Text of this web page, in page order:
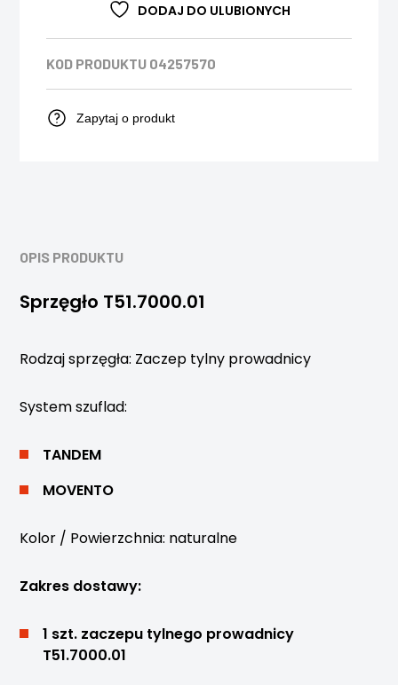
DODAJ DO ULUBIONYCH
KOD PRODUKTU 04257570
Zapytaj o produkt
OPIS PRODUKTU
Sprzęgło T51.7000.01
Rodzaj sprzęgła: Zaczep tylny prowadnicy
System szuflad:
TANDEM
MOVENTO
Kolor / Powierzchnia: naturalne
Zakres dostawy:
1 szt. zaczepu tylnego prowadnicy
T51.7000.01